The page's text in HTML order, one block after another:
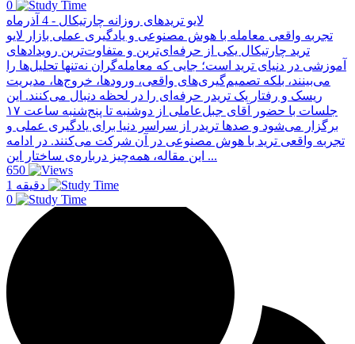
0
لایو تریدهای روزانه چارتیکال - 4 آذرماه
تجربه واقعی معامله با هوش مصنوعی و یادگیری عملی بازار لایو
ترید چارتیکال یکی از حرفه‌ای‌ترین و متفاوت‌ترین رویدادهای
آموزشی در دنیای ترید است؛ جایی که معامله‌گران نه‌تنها تحلیل‌ها را
می‌بینند، بلکه تصمیم‌گیری‌های واقعی، ورودها، خروج‌ها، مدیریت
ریسک و رفتار یک تریدر حرفه‌ای را در لحظه دنبال می‌کنند. این
جلسات با حضور آقای جبل‌عاملی از دو‌شنبه تا پنج‌شنبه ساعت ۱۷
برگزار می‌شود و صدها تریدر از سراسر دنیا برای یادگیری عملی و
تجربه واقعی ترید با هوش مصنوعی در آن شرکت می‌کنند. در ادامه
این مقاله، همه‌چیز درباره‌ی ساختار این ...
650
1 دقیقه
0